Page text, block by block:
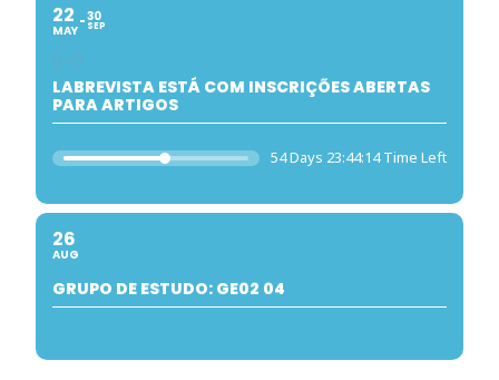
22
MAY
30
SEP
LABREVISTA ESTÁ COM INSCRIÇÕES ABERTAS
PARA ARTIGOS
54 Days 23:44:14 Time Left
26
AUG
GRUPO DE ESTUDO: GE02 04